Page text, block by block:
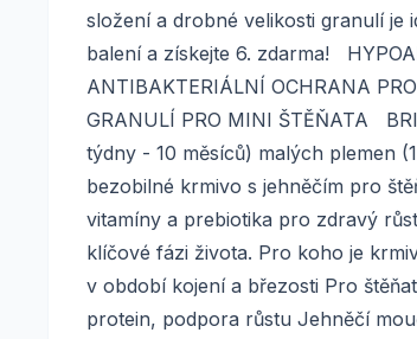
složení a drobné velikosti granulí
balení a získejte 6. zdarma!
ANTIBAKTERIÁLNÍ OCHRANA
GRANULÍ PRO MINI ŠTĚŇATA
týdny - 10 měsíců) malých plemen
bezobilné krmivo s jehněčím pro
vitamíny a prebiotika pro zdravý
klíčové fázi života. Pro koho je
v období kojení a březosti Pro
protein, podpora růstu Jehněčí